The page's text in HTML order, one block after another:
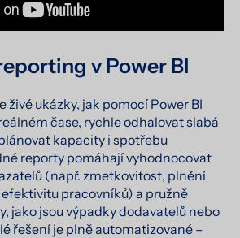
v Power BI
živé ukázky, jak pomocí Power BI
čase, rychle odhalovat slabá
kapacity i spotřebu
reporty pomáhají vyhodnocovat
(např. zmetkovitost, plnění
pracovníků) a pružně
jako jsou výpadky dodavatelů nebo
řešení je plně automatizované –